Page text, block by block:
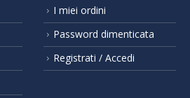
I miei ordini
Password dimenticata
Registrati / Accedi